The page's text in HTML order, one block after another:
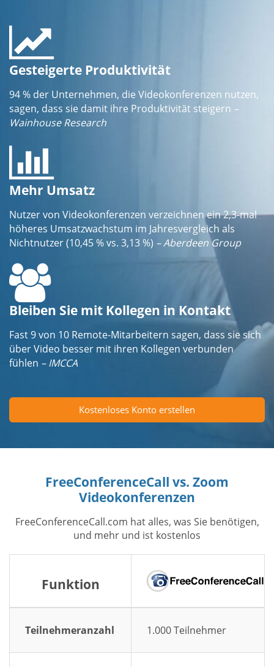
Gesteigerte Produktivität
94 % der Unternehmen, die Videokonferenzen nutzen,
sagen, dass sie damit ihre Produktivität steigern –
Wainhouse Research
Mehr Umsatz
Nutzer von Videokonferenzen verzeichnen ein 2,3-mal
höheres Umsatzwachstum im Jahresvergleich als
Nichtnutzer (10,45 % vs. 3,13 %) – Aberdeen Group
Bleiben Sie mit Kollegen in Kontakt
Fast 9 von 10 Remote-Mitarbeitern sagen, dass sie sich
über Video besser mit ihren Kollegen verbunden
fühlen – IMCCA
Kostenloses Konto erstellen
FreeConferenceCall vs. Zoom
Videokonferenzen
FreeConferenceCall.com hat alles, was Sie benötigen,
und mehr und ist kostenlos
Funktion
Teilnehmeranzahl 1.000 Teilnehmer